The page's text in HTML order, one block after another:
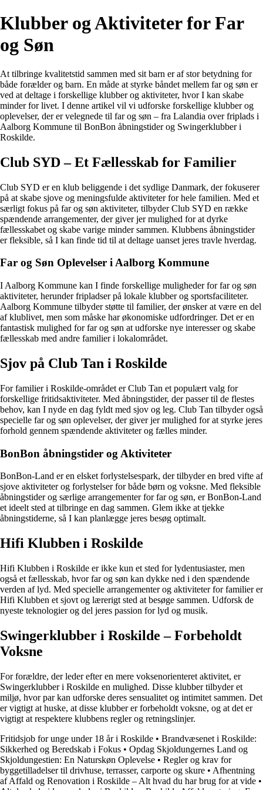
Klubber og Aktiviteter for Far
og Søn
At tilbringe kvalitetstid sammen med sit barn er af stor betydning for
både forælder og barn. En måde at styrke båndet mellem far og søn er
ved at deltage i forskellige klubber og aktiviteter, hvor I kan skabe
minder for livet. I denne artikel vil vi udforske forskellige klubber og
oplevelser, der er velegnede til far og søn – fra Lalandia over friplads i
Aalborg Kommune til BonBon åbningstider og Swingerklubber i
Roskilde.
Club SYD – Et Fællesskab for Familier
Club SYD er en klub beliggende i det sydlige Danmark, der fokuserer
på at skabe sjove og meningsfulde aktiviteter for hele familien. Med et
særligt fokus på far og søn aktiviteter, tilbyder Club SYD en række
spændende arrangementer, der giver jer mulighed for at dyrke
fællesskabet og skabe varige minder sammen. Klubbens åbningstider
er fleksible, så I kan finde tid til at deltage uanset jeres travle hverdag.
Far og Søn Oplevelser i Aalborg Kommune
I Aalborg Kommune kan I finde forskellige muligheder for far og søn
aktiviteter, herunder fripladser på lokale klubber og sportsfaciliteter.
Aalborg Kommune tilbyder støtte til familier, der ønsker at være en del
af klublivet, men som måske har økonomiske udfordringer. Det er en
fantastisk mulighed for far og søn at udforske nye interesser og skabe
fællesskab med andre familier i lokalområdet.
Sjov på Club Tan i Roskilde
For familier i Roskilde-området er Club Tan et populært valg for
forskellige fritidsaktiviteter. Med åbningstider, der passer til de flestes
behov, kan I nyde en dag fyldt med sjov og leg. Club Tan tilbyder også
specielle far og søn oplevelser, der giver jer mulighed for at styrke jeres
forhold gennem spændende aktiviteter og fælles minder.
BonBon åbningstider og Aktiviteter
BonBon-Land er en elsket forlystelsespark, der tilbyder en bred vifte af
sjove aktiviteter og forlystelser for både børn og voksne. Med fleksible
åbningstider og særlige arrangementer for far og søn, er BonBon-Land
et ideelt sted at tilbringe en dag sammen. Glem ikke at tjekke
åbningstiderne, så I kan planlægge jeres besøg optimalt.
Hifi Klubben i Roskilde
Hifi Klubben i Roskilde er ikke kun et sted for lydentusiaster, men
også et fællesskab, hvor far og søn kan dykke ned i den spændende
verden af lyd. Med specielle arrangementer og aktiviteter for familier er
Hifi Klubben et sjovt og lærerigt sted at besøge sammen. Udforsk de
nyeste teknologier og del jeres passion for lyd og musik.
Swingerklubber i Roskilde – Forbeholdt
Voksne
For forældre, der leder efter en mere voksenorienteret aktivitet, er
Swingerklubber i Roskilde en mulighed. Disse klubber tilbyder et
miljø, hvor par kan udforske deres sensualitet og intimitet sammen. Det
er vigtigt at huske, at disse klubber er forbeholdt voksne, og at det er
vigtigt at respektere klubbens regler og retningslinjer.
Fritidsjob for unge under 18 år i Roskilde • Brandvæsenet i Roskilde:
Sikkerhed og Beredskab i Fokus • Opdag Skjoldungernes Land og
Skjoldungestien: En Naturskøn Oplevelse • Regler og krav for
byggetilladelser til drivhuse, terrasser, carporte og skure • Afhentning
af Affald og Renovation i Roskilde – Alt hvad du har brug for at vide •